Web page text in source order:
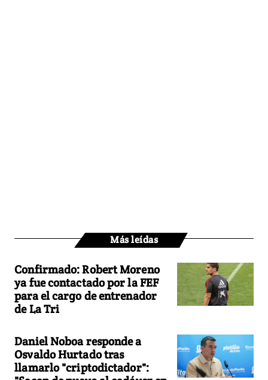
Más leídas
Confirmado: Robert Moreno
ya fue contactado por la FEF
para el cargo de entrenador
de La Tri
Daniel Noboa responde a
Osvaldo Hurtado tras
llamarlo "criptodictador":